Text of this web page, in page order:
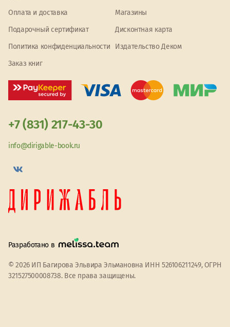
Оплата и доставка
Магазины
Подарочный сертификат
Дисконтная карта
Политика конфиденциальности
Издательство Деком
Заказ книг
+7 (831) 217-43-30
info@dirigable-book.ru
Разработано в
© 2026 ИП Багирова Эльвира Эльмановна ИНН 526106211249, ОГРН
321527500008738. Все права защищены.